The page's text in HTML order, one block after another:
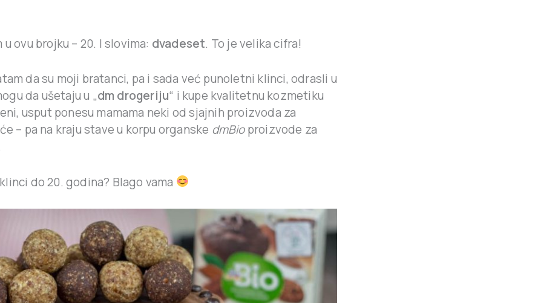
u ovu brojku – 20. I slovima: dvadeset. To je velika cifra!
da su moji bratanci, pa i sada već punoletni klinci, odrasli u
da ušetaju u „dm drogeriju“ i kupe kvalitetnu kozmetiku
usput ponesu mamama neki od sjajnih proizvoda za
– pa na kraju stave u korpu organske dmBioproizvode za
do 20. godina? Blago vama